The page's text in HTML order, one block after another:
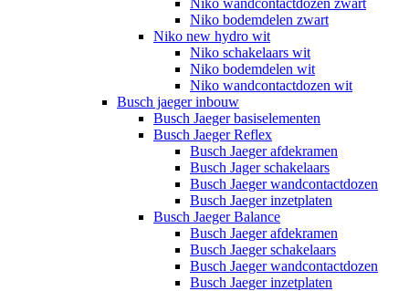
Niko wandcontactdozen zwart
Niko bodemdelen zwart
Niko new hydro wit
Niko schakelaars wit
Niko bodemdelen wit
Niko wandcontactdozen wit
Busch jaeger inbouw
Busch Jaeger basiselementen
Busch Jaeger Reflex
Busch Jaeger afdekramen
Busch Jager schakelaars
Busch Jaeger wandcontactdozen
Busch Jaeger inzetplaten
Busch Jaeger Balance
Busch Jaeger afdekramen
Busch Jaeger schakelaars
Busch Jaeger wandcontactdozen
Busch Jaeger inzetplaten